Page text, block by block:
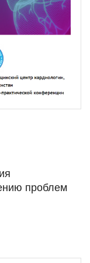
проблем